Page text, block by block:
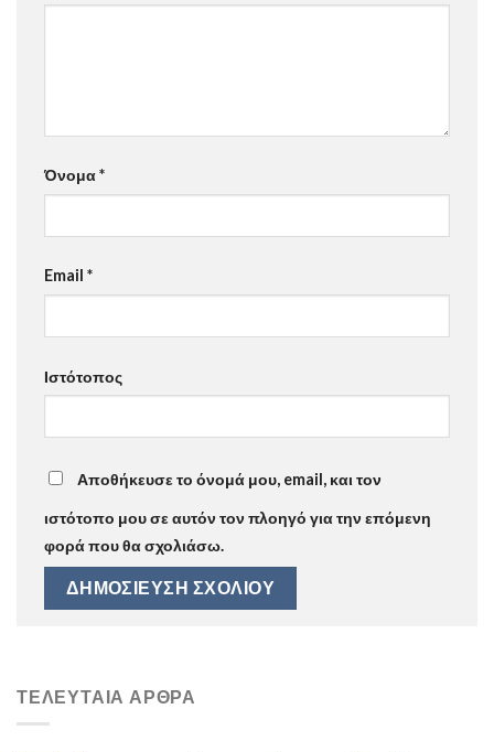
Όνομα*
Email *
Ιστότοπος
Αποθήκευσε το όνομά μου, email, και τον
ιστότοπο μου σε αυτόν τον πλοηγό για την επόμενη
φορά που θα σχολιάσω.
ΤΕΛΕΥΤΑΊΑ ΆΡΘΡΑ